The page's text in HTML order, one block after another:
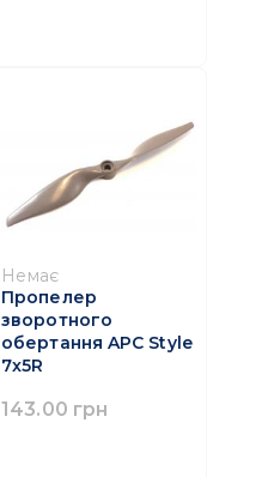
Немає
Пропелер
зворотного
обертання APC Style
7x5R
143.00 грн